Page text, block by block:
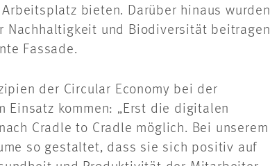
bieten. Darüber hinaus wurden
Nachhaltigkeit und Biodiversität beitragen
Fassade.
der Circular Economy bei der
Einsatz kommen: „Erst die digitalen
Cradle to Cradle möglich. Bei unserem
so gestaltet, dass sie sich positiv auf